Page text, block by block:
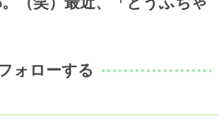
ォローする